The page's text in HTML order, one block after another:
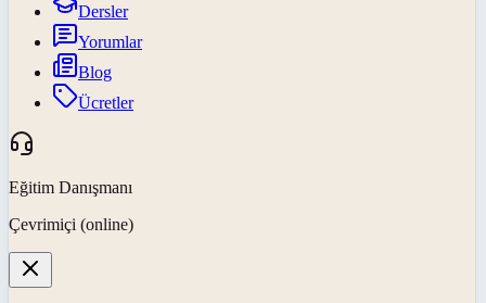
Dersler
Yorumlar
Blog
Ücretler
Eğitim Danışmanı
Çevrimiçi (online)